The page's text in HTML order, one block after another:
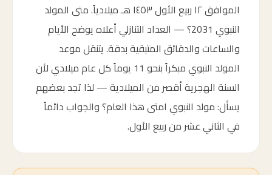
الموافق ١٢ ربيع الأول ١٤٥٣ هـ ميلادياً. متى المولد
النبوي 2031؟ — العداد التنازلي أعلاه يوضح الأيام
والساعات والدقائق المتبقية بدقة. يتنقل موعد
المولد النبوي مبكراً بنحو 11 يوماً كل عام ميلادي لأن
السنة الهجرية أقصر من الميلادية — لذا تجد بعضهم
يسأل: مولد النبوي امتى هذا العام؟ والجواب دائماً
في الثاني عشر من ربيع الأول.